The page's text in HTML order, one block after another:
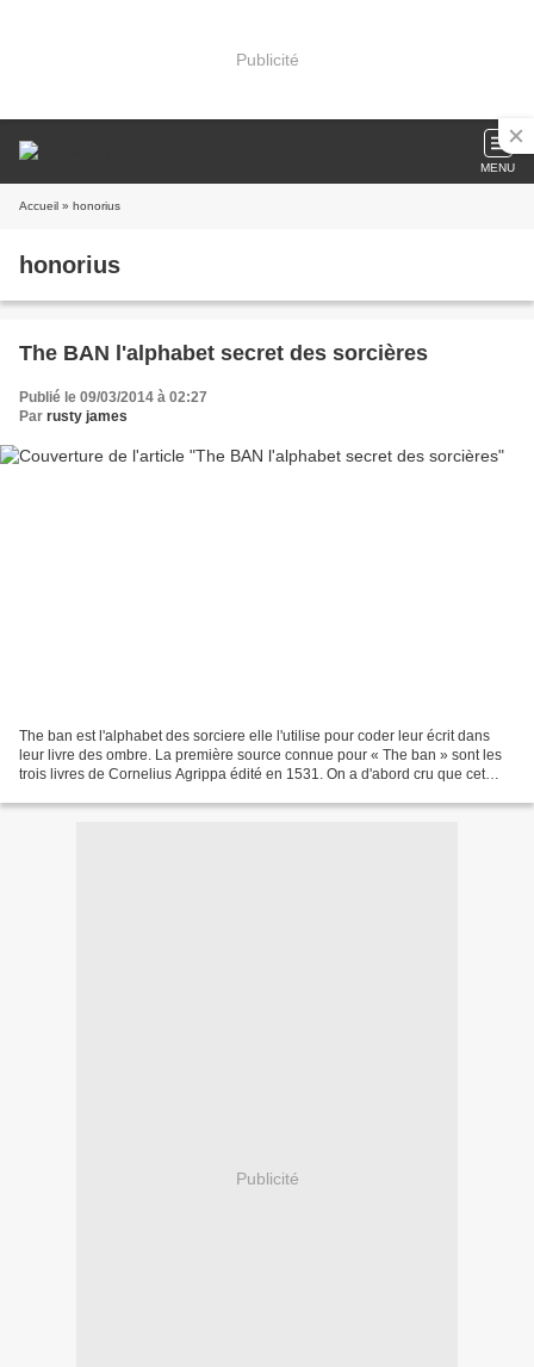
Publicité
MENU
Accueil » honorius
honorius
The BAN l'alphabet secret des sorcières
Publié le 09/03/2014 à 02:27
Par rusty james
The ban est l'alphabet des sorciere elle l'utilise pour coder leur écrit dans
leur livre des ombre. La première source connue pour « The ban » sont les
trois livres de Cornelius Agrippa édité en 1531. On a d'abord cru que cet
Publicité